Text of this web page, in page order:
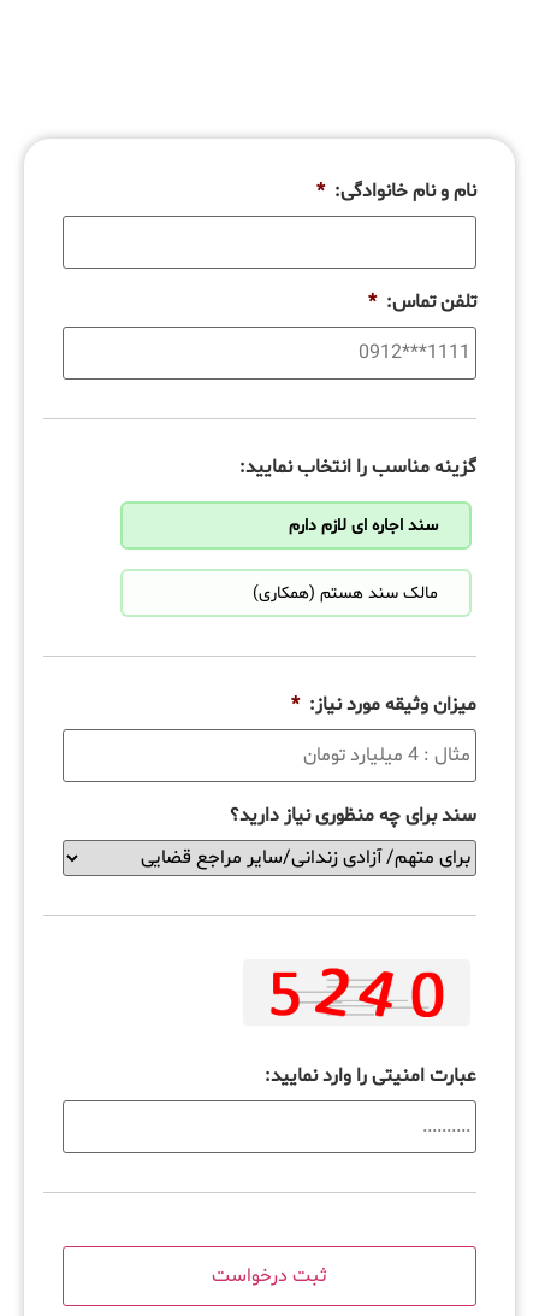
نام و نام خانوادگی: *
تلفن تماس: *
گزینه مناسب را انتخاب نمایید:
سند اجاره ای لازم دارم
مالک سند هستم (همکاری)
میزان وثیقه مورد نیاز: *
سند برای چه منظوری نیاز دارید؟
عبارت امنیتی را وارد نمایید: